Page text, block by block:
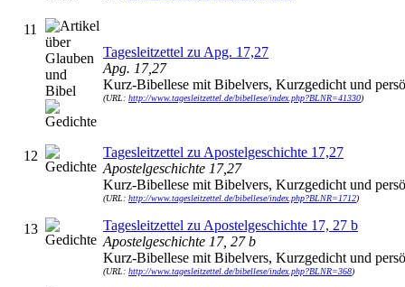
11
Tagesleitzettel zu Apg. 17,27
Apg. 17,27
Kurz-Bibellese mit Bibelvers, Kurzgedicht und
(URL: http://www.tagesleitzettel.de/bibellese/index.php?BLNR=41330)
12
Tagesleitzettel zu Apostelgeschichte 17,27
Apostelgeschichte 17,27
Kurz-Bibellese mit Bibelvers, Kurzgedicht und
(URL: http://www.tagesleitzettel.de/bibellese/index.php?BLNR=1712)
13
Tagesleitzettel zu Apostelgeschichte 17, 27 b
Apostelgeschichte 17, 27 b
Kurz-Bibellese mit Bibelvers, Kurzgedicht und
(URL: http://www.tagesleitzettel.de/bibellese/index.php?BLNR=368)